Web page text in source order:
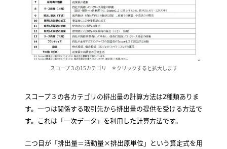
スコープ３の15カテゴリ ＊クリックすると拡大します
スコープ３の各カテゴリの排出量の計算方法は2種類ありま
す。一つは関係する取引先から排出量の提供を受ける方法で
す。これは「一次データ」を利用した計算方法です。
二つ目が「排出量＝活動量×排出原単位」という算定式を用